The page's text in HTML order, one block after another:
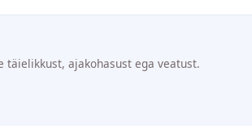
ajakohasust ega veatust.